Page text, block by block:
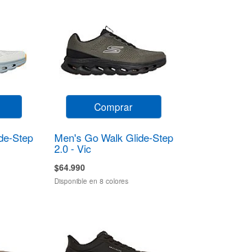
Step
Comprar
Men's Go Walk Glide-Step
2.0 - Vic
$64.990
Disponible en 8 colores